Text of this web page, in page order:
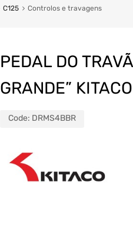
C125 Controlos e travagens
PEDAL DO
GRANDE”
Code: DRMS4BBR